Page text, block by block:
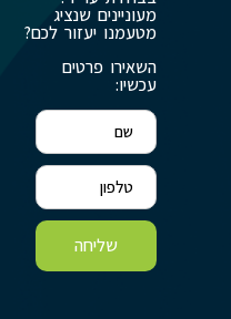
מעוניינים שנציג
מטעמנו יעזור לכם?
השאירו פרטים
עכשיו:
שליחה